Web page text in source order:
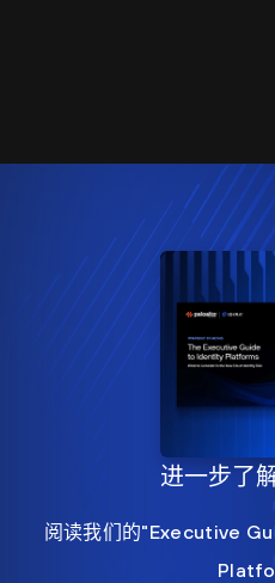
进一步了
阅读我们的"Executive